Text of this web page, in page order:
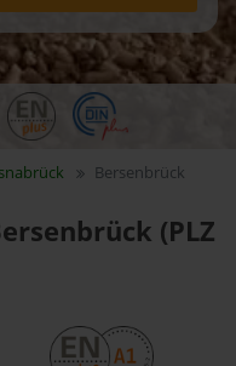
Bersenbrück
(PLZ